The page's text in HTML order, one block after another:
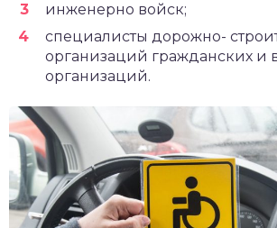
инженерно войск;
специалисты дорожно-
организаций гражданских и
организаций.